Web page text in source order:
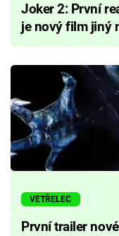
Joker 2: První
je nový film jiný
VETŘELEC
První trailer